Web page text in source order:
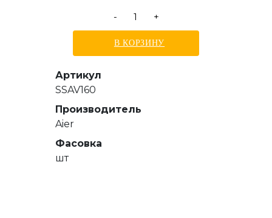
-
+
В КОРЗИНУ
Артикул
SSAV160
Производитель
Aier
Фасовка
шт